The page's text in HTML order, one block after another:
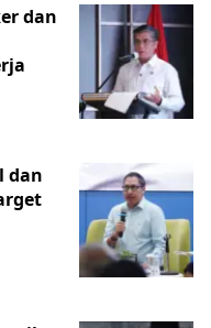
dan
dan